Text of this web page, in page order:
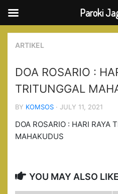
Skip
ARTIKEL
DOA ROSARIO :
TRITUNGGAL
BY KOMSOS · JULY 11, 2021
DOA ROSARIO : HARI RAYA
MAHAKUDUS
YOU MAY ALSO
Paroki